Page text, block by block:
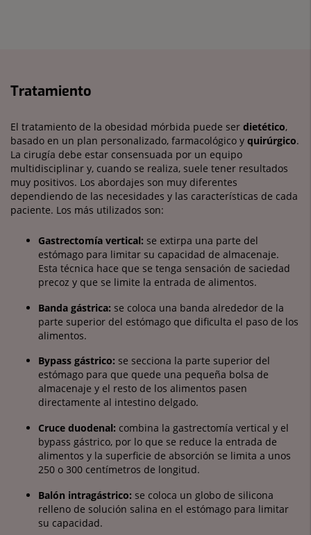
Tratamiento
El tratamiento de la obesidad mórbida puede ser dietético,
basado en un plan personalizado, farmacológico y quirúrgico.
La cirugía debe estar consensuada por un equipo
multidisciplinar y, cuando se realiza, suele tener resultados
muy positivos. Los abordajes son muy diferentes
dependiendo de las necesidades y las características de cada
paciente. Los más utilizados son:
Gastrectomía vertical: se extirpa una parte del
estómago para limitar su capacidad de almacenaje.
Esta técnica hace que se tenga sensación de saciedad
precoz y que se limite la entrada de alimentos.
Banda gástrica: se coloca una banda alrededor de la
parte superior del estómago que dificulta el paso de los
alimentos.
Bypass gástrico: se secciona la parte superior del
estómago para que quede una pequeña bolsa de
almacenaje y el resto de los alimentos pasen
directamente al intestino delgado.
Cruce duodenal: combina la gastrectomía vertical y el
bypass gástrico, por lo que se reduce la entrada de
alimentos y la superficie de absorción se limita a unos
250 o 300 centímetros de longitud.
Balón intragástrico: se coloca un globo de silicona
relleno de solución salina en el estómago para limitar
su capacidad.